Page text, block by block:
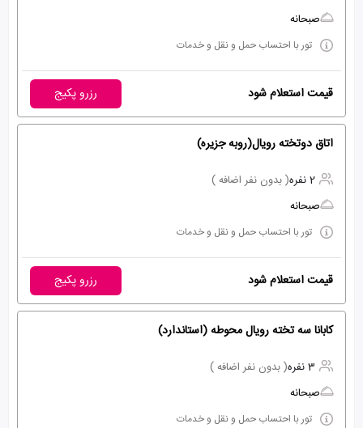
صبحانه
تور با احتساب حمل و نقل و خدمات
قیمت استعلام شود رزرو پکیج
اتاق دوتخته رویال(روبه جزیره)
2 نفره
( بدون نفر اضافه )
صبحانه
تور با احتساب حمل و نقل و خدمات
قیمت استعلام شود رزرو پکیج
کابانا سه تخته رویال محوطه (استاندارد)
3 نفره
( بدون نفر اضافه )
صبحانه
تور با احتساب حمل و نقل و خدمات